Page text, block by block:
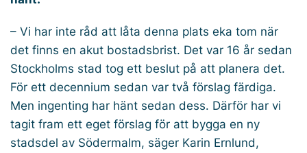
– Vi har inte råd att låta denna plats eka tom när
det finns en akut bostadsbrist. Det var 16 år sedan
Stockholms stad tog ett beslut på att planera det.
För ett decennium sedan var två förslag färdiga.
Men ingenting har hänt sedan dess. Därför har vi
tagit fram ett eget förslag för att bygga en ny
stadsdel av Södermalm, säger Karin Ernlund,